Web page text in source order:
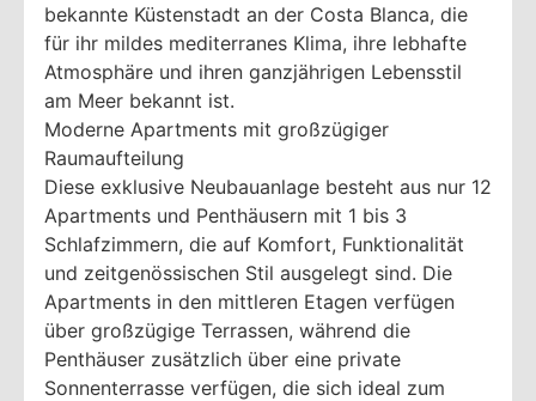
bekannte Küstenstadt an der Costa Blanca, die
für ihr mildes mediterranes Klima, ihre lebhafte
Atmosphäre und ihren ganzjährigen Lebensstil
am Meer bekannt ist.
Moderne Apartments mit großzügiger
Raumaufteilung
Diese exklusive Neubauanlage besteht aus nur 12
Apartments und Penthäusern mit 1 bis 3
Schlafzimmern, die auf Komfort, Funktionalität
und zeitgenössischen Stil ausgelegt sind. Die
Apartments in den mittleren Etagen verfügen
über großzügige Terrassen, während die
Penthäuser zusätzlich über eine private
Sonnenterrasse verfügen, die sich ideal zum